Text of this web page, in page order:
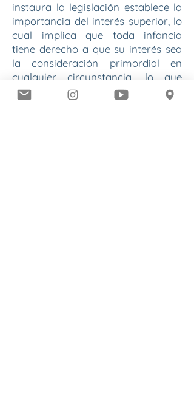
instaura la legislación establece la
importancia del interés superior, lo
cual implica que toda infancia
tiene derecho a que su interés sea
la consideración primordial en
cualquier circunstancia, lo que
quiere decir que todas las